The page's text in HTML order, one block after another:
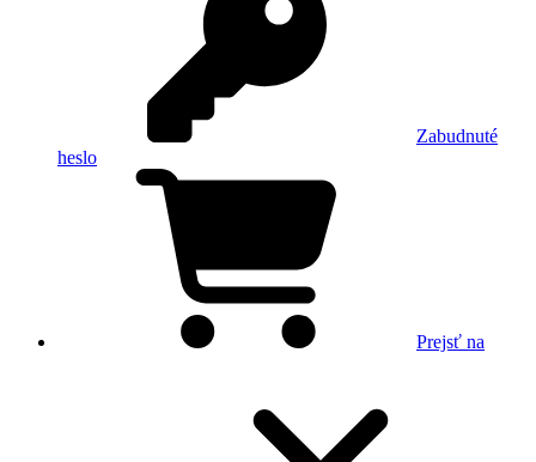
Zabudnuté
heslo
Prejsť na